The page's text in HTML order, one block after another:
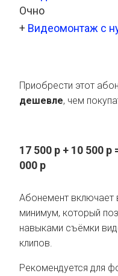
Очно
+ Видеомонтаж с
Приобрести этот
дешевле, чем
17 500 р + 10 500 р
000 р
Абонемент включает
минимум, который
навыками съёмки
клипов.
Рекомендуется для